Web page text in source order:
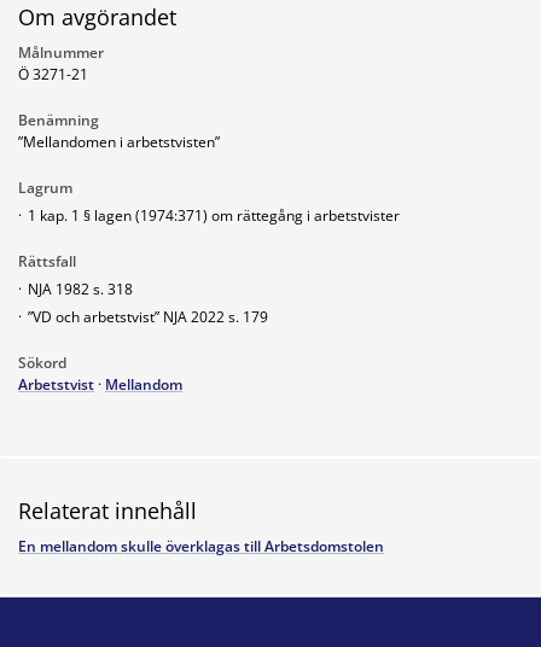
Om avgörandet
Målnummer
Ö 3271-21
Benämning
”Mellandomen i arbetstvisten”
Lagrum
· 1 kap. 1 § lagen (1974:371) om rättegång i arbetstvister
Rättsfall
· NJA 1982 s. 318
· ”VD och arbetstvist” NJA 2022 s. 179
Sökord
Arbetstvist · Mellandom
Relaterat innehåll
En mellandom skulle överklagas till Arbetsdomstolen